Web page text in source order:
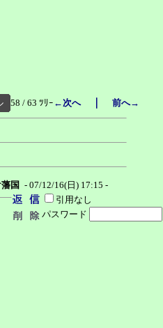
58 / 63 ﾂﾘｰ ←次へ｜ 前へ→
国
- 07/12/16(日) 17:15 -
引用なし
パスワード